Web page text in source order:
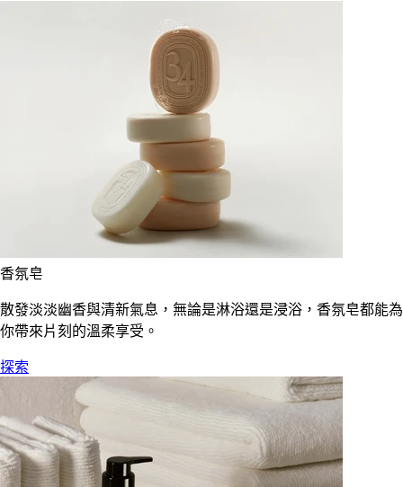
香氛皂
散發淡淡幽香與清新氣息，無論是淋浴還是浸浴，香氛皂都能為
你帶來片刻的溫柔享受。
探索